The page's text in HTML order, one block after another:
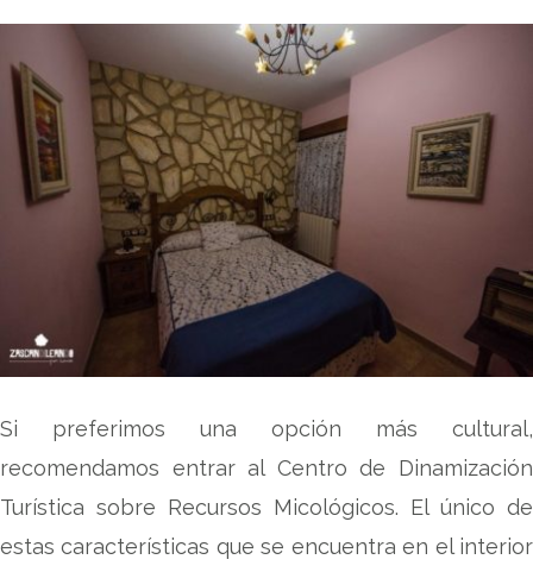
Si preferimos una opción más cultural,
recomendamos entrar al Centro de Dinamización
Turística sobre Recursos Micológicos. El único de
estas características que se encuentra en el interior